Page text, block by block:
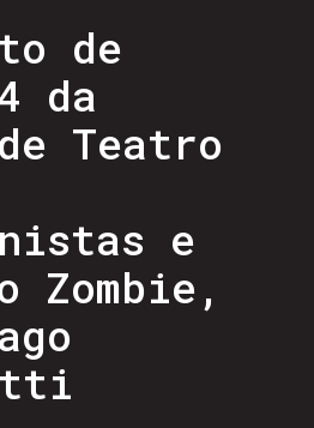
de
da
Teatro
e
Zombie,